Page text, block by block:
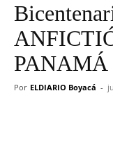
PANAMÁ
Por ELDIARIO Boyacá -